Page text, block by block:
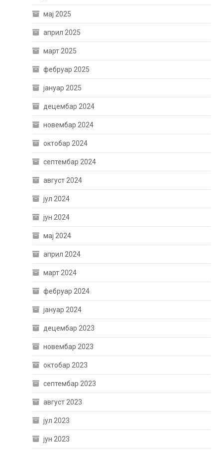
мај 2025
април 2025
март 2025
фебруар 2025
јануар 2025
децембар 2024
новембар 2024
октобар 2024
септембар 2024
август 2024
јул 2024
јун 2024
мај 2024
април 2024
март 2024
фебруар 2024
јануар 2024
децембар 2023
новембар 2023
октобар 2023
септембар 2023
август 2023
јул 2023
јун 2023